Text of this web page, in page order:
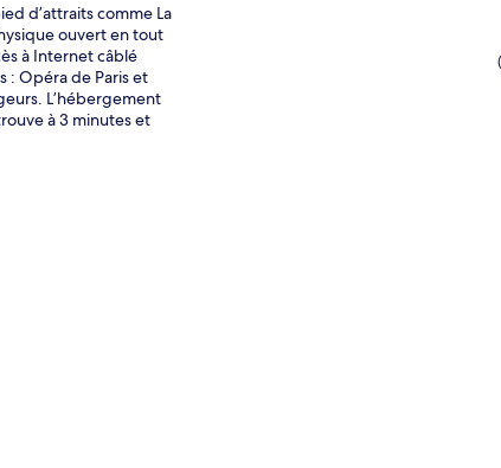
Appartement supérieur, 1 grand lit et 1 canapé-lit,
d’attraits comme La
ouvert en tout
à Internet câblé
: Opéra de Paris et
L’hébergement
à 3 minutes et